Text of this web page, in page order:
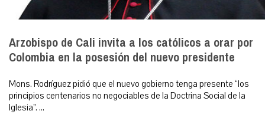
Arzobispo de Cali invita a los católicos a orar por
Colombia en la posesión del nuevo presidente
Mons. Rodríguez pidió que el nuevo gobierno tenga presente “los
principios centenarios no negociables de la Doctrina Social de la
Iglesia”. ...